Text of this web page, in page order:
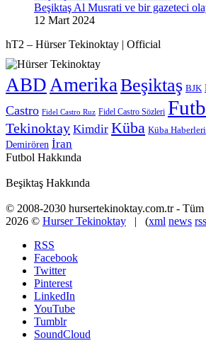
Beşiktaş Al Musrati ve bir gazeteci
12 Mart 2024
hT2 – Hürser Tekinoktay | Official
ABD Amerika Beşiktaş BJK
Castro Fidel Castro Ruz Fidel Castro Sözleri
Tekinoktay Kimdir Küba Küba Haberleri
Demirören İran
Futbol Hakkında
Beşiktaş Hakkında
© 2008-2030 hursertekinoktay.com.tr -
2026 © Hurser Tekinoktay | (xml news rss
RSS
Facebook
Twitter
Pinterest
LinkedIn
YouTube
Tumblr
SoundCloud